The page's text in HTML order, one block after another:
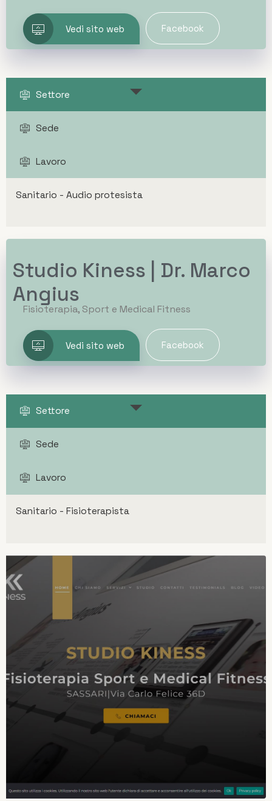
Vedi sito web Facebook
Settore
Sede
Lavoro
Sanitario - Audio protesista
Studio Kiness | Dr. Marco
Angius
Fisioterapia, Sport e Medical Fitness
Vedi sito web Facebook
Settore
Sede
Lavoro
Sanitario - Fisioterapista